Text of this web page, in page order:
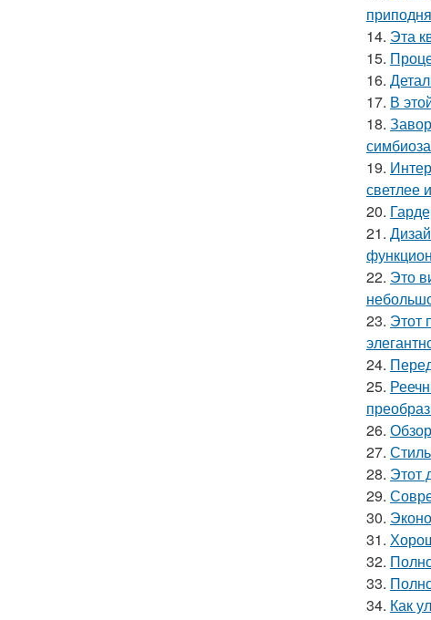
14. Эта
15.
16.
17. В
18.
19.
светлее
20.
21.
22. Это
23. Этот
24.
25.
26.
27.
28. Этот
29.
30.
31.
32.
33.
34. Как